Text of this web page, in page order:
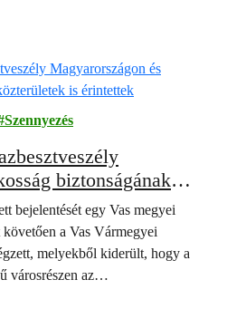
Szennyezés
biztonságának
van szükség
bejelentését egy Vas megyei
a Vas Vármegyei
melyekből kiderült, hogy a
városrészen az…